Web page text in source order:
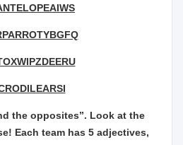
the opposites”. Look at the
Each team has 5 adjectives,